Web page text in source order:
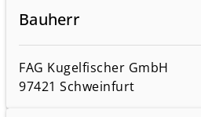
Bauherr
FAG Kugelfischer GmbH
97421 Schweinfurt